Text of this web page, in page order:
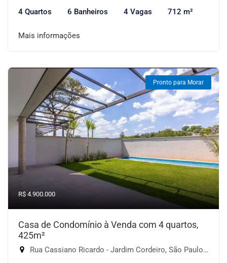
4 Quartos 6 Banheiros 4 Vagas 712 m²
Mais informações
Pronto para Morar
R$ 4.900.000
Casa de Condomínio à Venda com 4 quartos,
425m²
Rua Cassiano Ricardo - Jardim Cordeiro, São Paulo-SP